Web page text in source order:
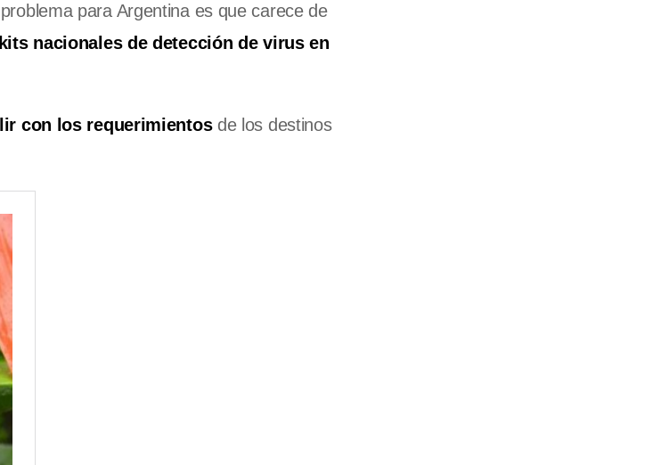
para Argentina es que carece de
nacionales de detección de virus en
con los requerimientosde los destinos